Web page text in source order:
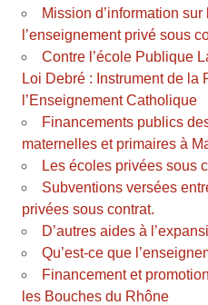
Mission d’information
l’enseignement privé sous
Contre l’école Publique
Loi Debré : Instrument de la
l’Enseignement Catholique
Financements publics
maternelles et primaires à
Les écoles privées sous
Subventions versées
privées sous contrat.
D’autres aides à
Qu’est-ce que
Financement et
les Bouches du Rhône